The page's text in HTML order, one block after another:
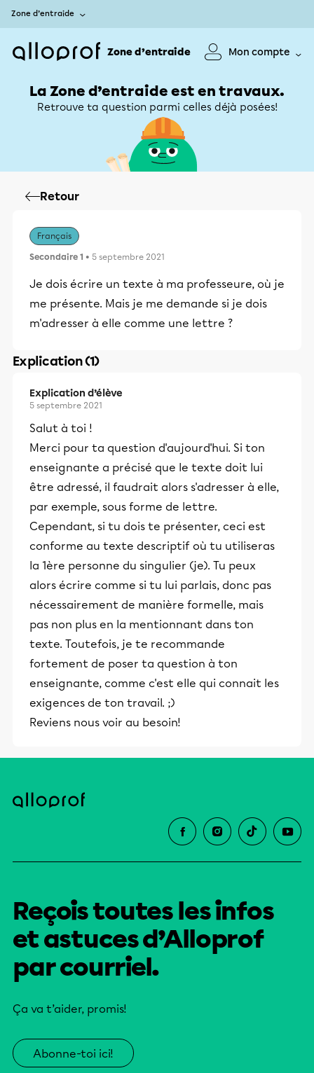
Zone d’entraide
Zone d’entraide Mon compte
La Zone d’entraide est en travaux.
Retrouve ta question parmi celles déjà posées!
Retour
Français
Secondaire 1 • 5 septembre 2021
Je dois écrire un texte à ma professeure, où je
me présente. Mais je me demande si je dois
m'adresser à elle comme une lettre ?
Explication (1)
Explication d’élève
5 septembre 2021
Salut à toi !
Merci pour ta question d'aujourd'hui. Si ton
enseignante a précisé que le texte doit lui
être adressé, il faudrait alors s'adresser à elle,
par exemple, sous forme de lettre.
Cependant, si tu dois te présenter, ceci est
conforme au texte descriptif où tu utiliseras
la 1ère personne du singulier (je). Tu peux
alors écrire comme si tu lui parlais, donc pas
nécessairement de manière formelle, mais
pas non plus en la mentionnant dans ton
texte. Toutefois, je te recommande
fortement de poser ta question à ton
enseignante, comme c'est elle qui connait les
exigences de ton travail. ;)
Reviens nous voir au besoin!
Reçois toutes les infos
et astuces d’Alloprof
par courriel.
Ça va t’aider, promis!
Abonne-toi ici!